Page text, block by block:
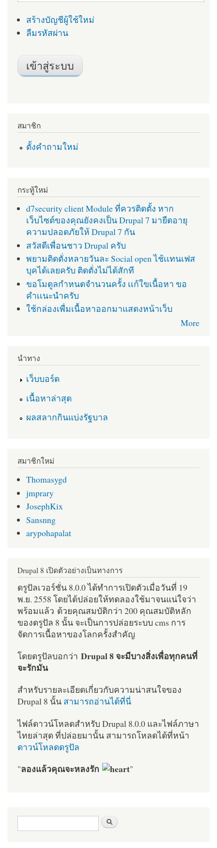
สร้างบัญชีผู้ใช้ใหม่
ลืมรหัสผ่าน
สมาชิก
ตั้งคำถามใหม่
กระทู้ใหม่
d7security client Module ที่ควรติดตั้ง หาก
เว็บไซต์ของคุณยังคงเป็น Drupal 7 มายืดอายุ
ความปลอดภัยให้ Drupal 7 กัน
สวัสดีเพื่อนชาว Drupal ครับ
พยามติดตั่งหลายวันละ Social open ไช้เเทนเฟส
บุคได้เลยครับ ติดตั่งไม่ได้สักที
ขอโมดูลกำหนดจำนวนครั้ง เเก้ใขเนื้อหา ขอ
คำเเนะนำครับ
ใช้กล่องเพื่มเนื้อหาออกมาแสดงหน้าเว็บ
More
นำทาง
เว็บบอร์ด
เนื้อหาล่าสุด
ผลสลากกินแบ่งรัฐบาล
สมาชิกใหม่
Thomasygd
jmprary
JosephKix
Sansnng
arypohapalat
Drupal 8 เปิดตัวอย่างเป็นทางการ
ดรูปัลเวอร์ชั่น 8.0.0 ได้ทำการเปิดตัวเมื่อวันที่ 19
พ.ย. 2558 โดยได้ปล่อยให้ทดลองใช้มาจนแน่ใจว่า
พร้อมแล้ว ด้วยคุณสมบัติกว่า 200 คุณสมบัติหลัก
ของดรูปัล 8 นั้น จะเป็นการปล่อยระบบ cms การ
จัดการเนื้อหาของโลกครั้งสำคัญ
โดยดรูปัลบอกว่า Drupal 8 จะมีบางสิ่งเพื่อทุกคนที่
จะรักมัน
สำหรับรายละเอียดเกี่ยวกับความน่าสนใจของ
Drupal 8 นั้น สามารถอ่านได้ที่นี่
ไฟล์ดาวน์โหลดสำหรับ Drupal 8.0.0 และไฟล์ภาษา
ไทยล่าสุด ที่ปล่อยมานั้น สามารถโหลดได้ที่หน้า
ดาวน์โหลดดรูปัล
"ลองแล้วคุณจะหลงรัก "
ฟอร์มค้นหา